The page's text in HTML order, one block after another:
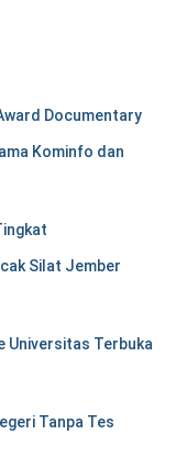
Documentary
Kominfo dan
Silat Jember
Universitas Terbuka
Tanpa Tes